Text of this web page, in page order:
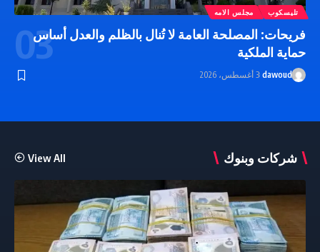
تليسكوب مجلس الامه
فريحات: المصلحة العامة لا تُنال بالظلم والعدل أساس
حماية الملكية
dawoud 3 أغسطس، 2026
شركات وبنوك View All